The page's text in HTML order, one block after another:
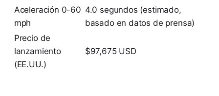
Aceleración 0-60
mph
4.0 segundos (estimado,
basado en datos de prensa)
Precio de
lanzamiento
(EE.UU.)
$97,675 USD